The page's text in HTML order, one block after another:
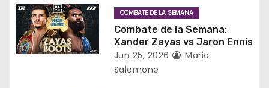
e
n
COMBATE DE LA SEMANA
Combate de la Semana:
Xander Zayas vs Jaron Ennis
Jun 25, 2026
Mario
Salomone